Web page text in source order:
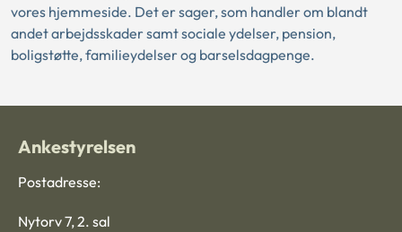
vores hjemmeside. Det er sager, som handler om blandt
andet arbejdsskader samt sociale ydelser, pension,
boligstøtte, familieydelser og barselsdagpenge.
Ankestyrelsen
Postadresse:
Nytorv 7, 2. sal